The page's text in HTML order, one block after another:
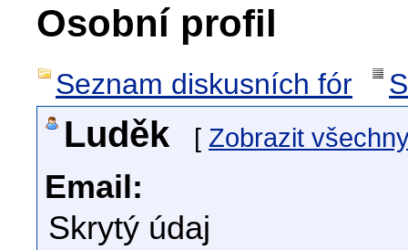
Osobní profil
Seznam diskusních fór
Luděk [ Zobrazit
Email:
Skrytý údaj